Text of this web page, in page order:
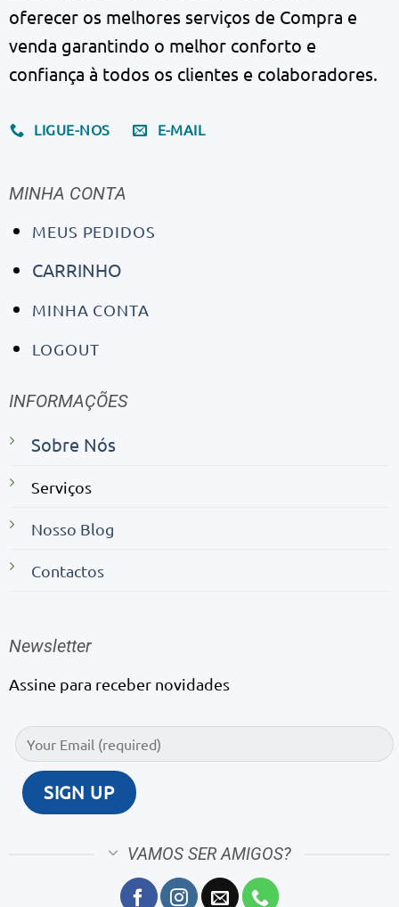
oferecer os melhores serviços de Compra e
venda garantindo o melhor conforto e
confiança à todos os clientes e colaboradores.
LIGUE-NOS E-MAIL
MINHA CONTA
MEUS PEDIDOS
CARRINHO
MINHA CONTA
LOGOUT
INFORMAÇÕES
Sobre Nós
Serviços
Nosso Blog
Contactos
Newsletter
Assine para receber novidades
VAMOS SER AMIGOS?